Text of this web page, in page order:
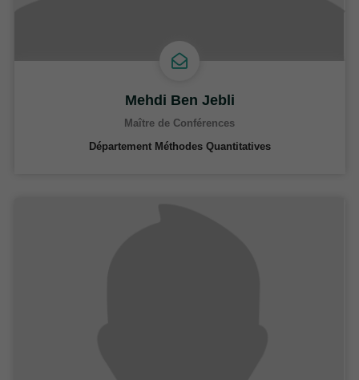
Mehdi Ben Jebli
Maître de Conférences
Département Méthodes Quantitatives